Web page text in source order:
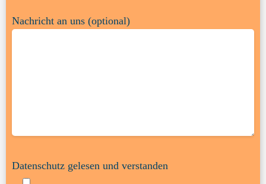
Nachricht an uns (optional)
Datenschutz gelesen und verstanden